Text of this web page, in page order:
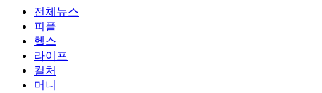
전체뉴스
피플
헬스
라이프
컬처
머니